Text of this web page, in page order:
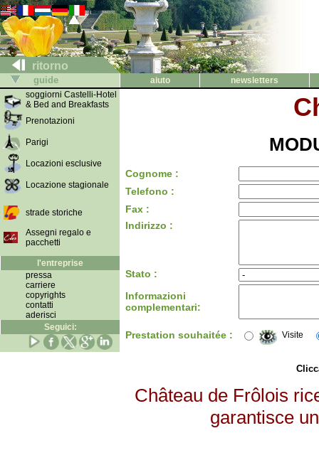
ritorno
guide aiuto
newsletters
soggiorni Castelli-Hotel
& Bed and Breakfasts
Prenotazioni
Parigi
Locazioni esclusive
Locazione stagionale
strade storiche
Assegni regalo e
pacchetti
l'entreprise
pressa
carriere
copyrights
contatti
aderisci
Seguici:
Cognome :
Telefono :
Fax :
Indirizzo :
Stato :
Informazioni
complementari:
Prestation souhaitée : Visite
Château de Frôlois
garantisce